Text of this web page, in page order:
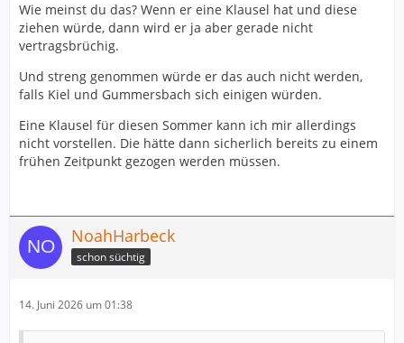
Wie meinst du das? Wenn er eine Klausel hat und diese
ziehen würde, dann wird er ja aber gerade nicht
vertragsbrüchig.
Und streng genommen würde er das auch nicht werden,
falls Kiel und Gummersbach sich einigen würden.
Eine Klausel für diesen Sommer kann ich mir allerdings
nicht vorstellen. Die hätte dann sicherlich bereits zu einem
frühen Zeitpunkt gezogen werden müssen.
NoahHarbeck
schon süchtig
14. Juni 2026 um 01:38